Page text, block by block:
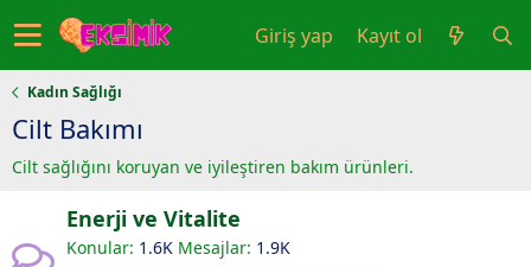
Giriş yap Kayıt ol
Kadın Sağlığı
Cilt Bakımı
Cilt sağlığını koruyan ve iyileştiren bakım ürünleri.
Enerji ve Vitalite
Konular 1.6K Mesajlar 1.9K